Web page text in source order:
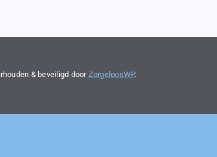
& beveiligd doorZorgeloosWP.